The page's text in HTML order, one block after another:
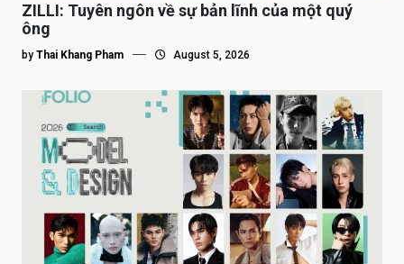
ZILLI: Tuyên ngôn về sự bản lĩnh của một quý
ông
by Thai Khang Pham August 5, 2026